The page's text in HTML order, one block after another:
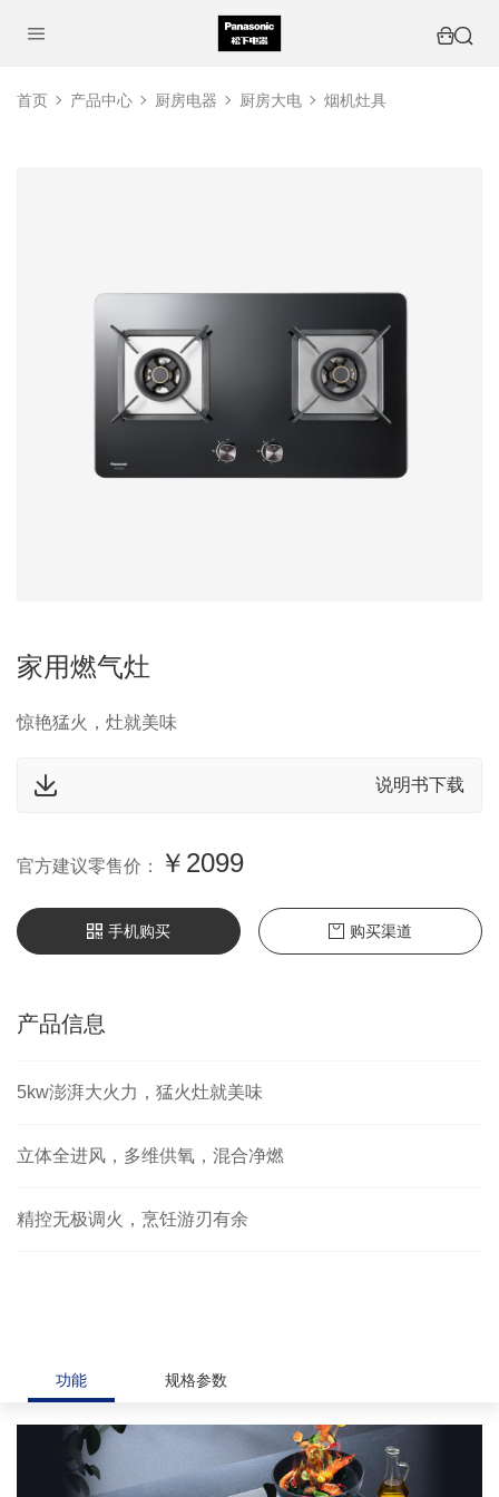
首页 产品中心 厨房电器 厨房大电 烟机灶具
家用燃气灶
惊艳猛火，灶就美味
说明书下载
官方建议零售价： ￥2099
手机购买 购买渠道
产品信息
5kw澎湃大火力，猛火灶就美味
立体全进风，多维供氧，混合净燃
精控无极调火，烹饪游刃有余
功能 规格参数